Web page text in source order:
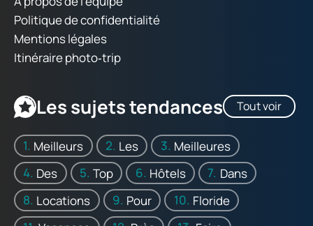
Politique de confidentialité
Mentions légales
Itinéraire photo‑trip
Les sujets tendances Tout voir
Meilleurs Les
Meilleures
Des
Top Hôtels
Dans
Locations
Pour
Floride